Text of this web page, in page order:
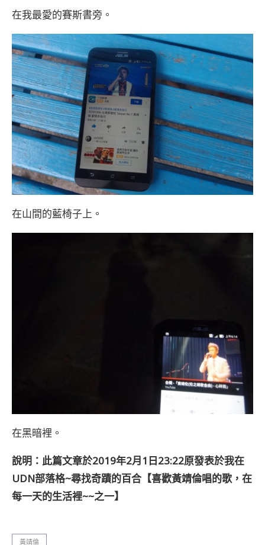
在我最愛的賽斯書旁。
在山間的藍椅子上。
在黑暗裡。
說明：此篇文章於2019年2月1日23:22原發表於我在
UDN部落格~尋找奇蹟的百合【喜歡黃靖倫唱的歌，在
每一天的生活裡~~之一】
黃靖倫